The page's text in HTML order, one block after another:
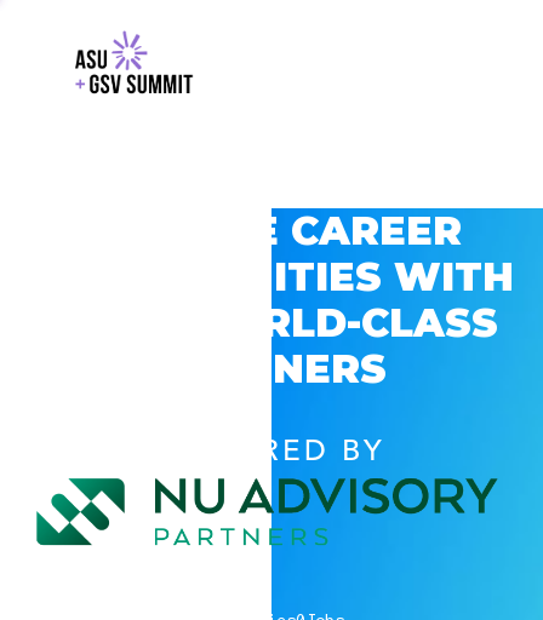
EXPLORE CAREER
OPPORTUNITIES WITH
GSV’S WORLD-CLASS
PARTNERS
POWERED BY